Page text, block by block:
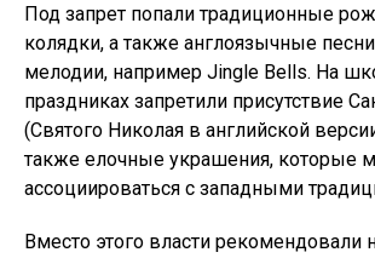
Под запрет попали традиционные
колядки, а также англоязычные
мелодии, например Jingle Bells. На
праздниках запретили присутствие
(Святого Николая в английской
также елочные украшения, которые
ассоциироваться с западными
Вместо этого власти рекомендовали